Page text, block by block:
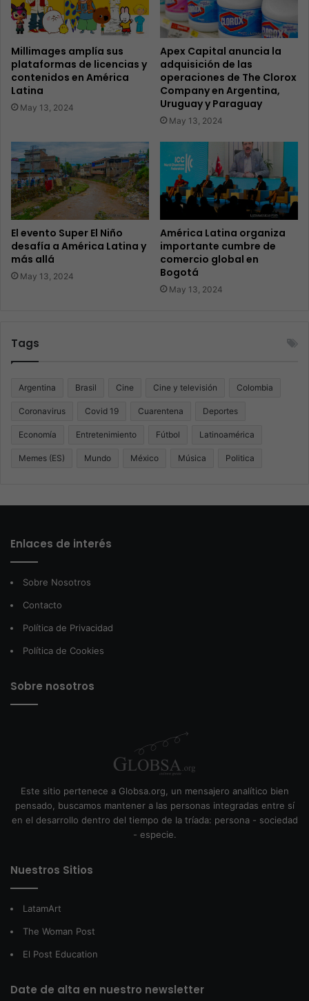
Millimages amplía sus
plataformas de licencias y
contenidos en América
Latina
May 13, 2024
Apex Capital anuncia la
adquisición de las
operaciones de The Clorox
Company en Argentina,
Uruguay y Paraguay
May 13, 2024
El evento Super El Niño
desafía a América Latina y
más allá
May 13, 2024
América Latina organiza
importante cumbre de
comercio global en
Bogotá
May 13, 2024
Tags
Argentina Brasil Cine Cine y televisión Colombia
Coronavirus Covid 19 Cuarentena Deportes
Economía Entretenimiento Fútbol Latinoamérica
Memes (ES) Mundo México Música Politica
Enlaces de interés
Sobre Nosotros
Contacto
Política de Privacidad
Política de Cookies
Sobre nosotros
Este sitio pertenece a Globsa.org, un mensajero analítico bien
pensado, buscamos mantener a las personas integradas entre sí
en el desarrollo dentro del tiempo de la tríada: persona - sociedad
- especie.
Nuestros Sitios
LatamArt
The Woman Post
El Post Education
Date de alta en nuestro newsletter